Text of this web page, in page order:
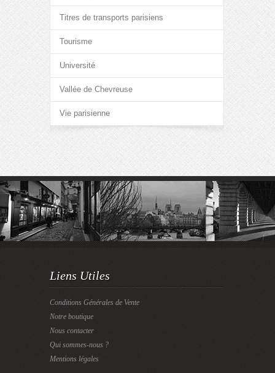
Titres de transports parisiens
Tourisme
Université
Vallée de Chevreuse
Vie parisienne
Liens Utiles
Conditions Générales de Vente
Notre boutique
Nous contacter
Qui sommes-nous ?
Mentions légales